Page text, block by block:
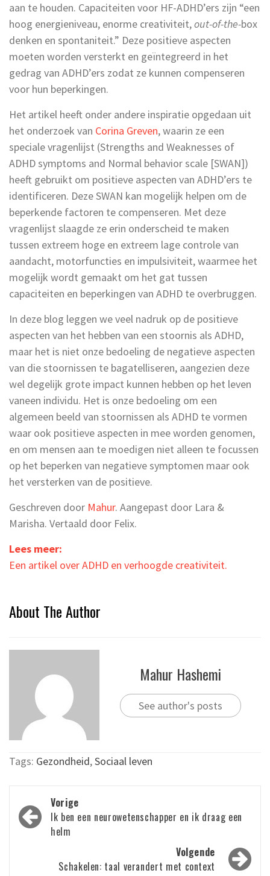
aan te houden. Capaciteiten voor HF-ADHD’ers zijn “een
hoog energieniveau, enorme creativiteit,out-of-the-box
denken en spontaniteit.” Deze positieve aspecten
moeten worden versterkt en geïntegreerd in het
gedrag van ADHD’ers zodat ze kunnen compenseren
voor hun beperkingen.
Het artikel heeft onder andere inspiratie opgedaan uit
het onderzoek van Corina Greven, waarin ze een
speciale vragenlijst (Strengths and Weaknesses of
ADHD symptoms and Normal behavior scale [SWAN])
heeft gebruikt om positieve aspecten van ADHD’ers te
identificeren. Deze SWAN kan mogelijk helpen om de
beperkende factoren te compenseren. Met deze
vragenlijst slaagde ze erin onderscheid te maken
tussen extreem hoge en extreem lage controle van
aandacht, motorfuncties en impulsiviteit, waarmee het
mogelijk wordt gemaakt om het gat tussen
capaciteiten en beperkingen van ADHD te overbruggen.
In deze blog leggen we veel nadruk op de positieve
aspecten van het hebben van een stoornis als ADHD,
maar het is niet onze bedoeling de negatieve aspecten
van die stoornissen te bagatelliseren, aangezien deze
wel degelijk grote impact kunnen hebben op het leven
vaneen individu. Het is onze bedoeling om een
algemeen beeld van stoornissen als ADHD te vormen
waar ook positieve aspecten in mee worden genomen,
en om mensen aan te moedigen niet alleen te focussen
op het beperken van negatieve symptomen maar ook
het versterken van de positieve.
Geschreven door Mahur. Aangepast door Lara &
Marisha. Vertaald door Felix.
Lees meer:
Een artikel over ADHD en verhoogde creativiteit.
About The Author
Mahur Hashemi
See author's posts
Tags: Gezondheid,Sociaal leven
Bericht
navigatie
Vorige
Ik ben een neurowetenschapper en ik draag een
helm
Volgende
Schakelen: taal verandert met context